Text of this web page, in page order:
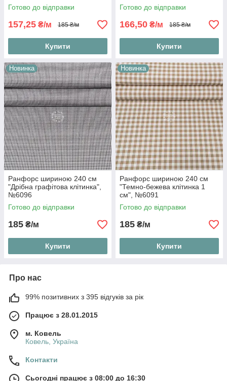
Готово до відправки
157,25 ₴/м 185 ₴/м
Купити
Готово до відправки
166,50 ₴/м 185 ₴/м
Купити
Новинка
Ранфорс шириною 240 см
"Дрібна графітова клітинка",
№6096
Готово до відправки
185 ₴/м
Купити
Новинка
Ранфорс шириною 240 см
"Темно-бежева клітинка 1
см", №6091
Готово до відправки
185 ₴/м
Купити
Про нас
99% позитивних з 395 відгуків за рік
Працює з 28.01.2015
м. Ковель
Ковель, Україна
Контакти
Сьогодні працює з 08:00 до 16:30